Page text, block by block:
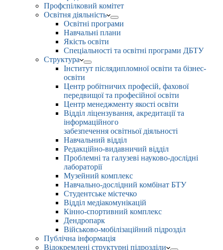
Профспілковий комітет
Освітня діяльність
Освітні програми
Навчальні плани
Якість освіти
Спеціальності та освітні програми ДБТУ
Структура
Інститут післядипломної освіти та бізнес-
освіти
Центр робітничих професій, фахової
передвищої та професійної освіти
Центр менеджменту якості освіти
Відділ ліцензування, акредитації та
інформаційного
забезпечення освітньої діяльності
Навчальний відділ
Редакційно-видавничий відділ
Проблемні та галузеві науково-дослідні
лабораторії
Музейний комплекс
Навчально-дослідний комбінат БТУ
Студентське містечко
Відділ медіакомунікацій
Кінно-спортивний комплекс
Дендропарк
Військово-мобілізаційний підрозділ
Публічна інформація
Відокремлені структурні підрозділи